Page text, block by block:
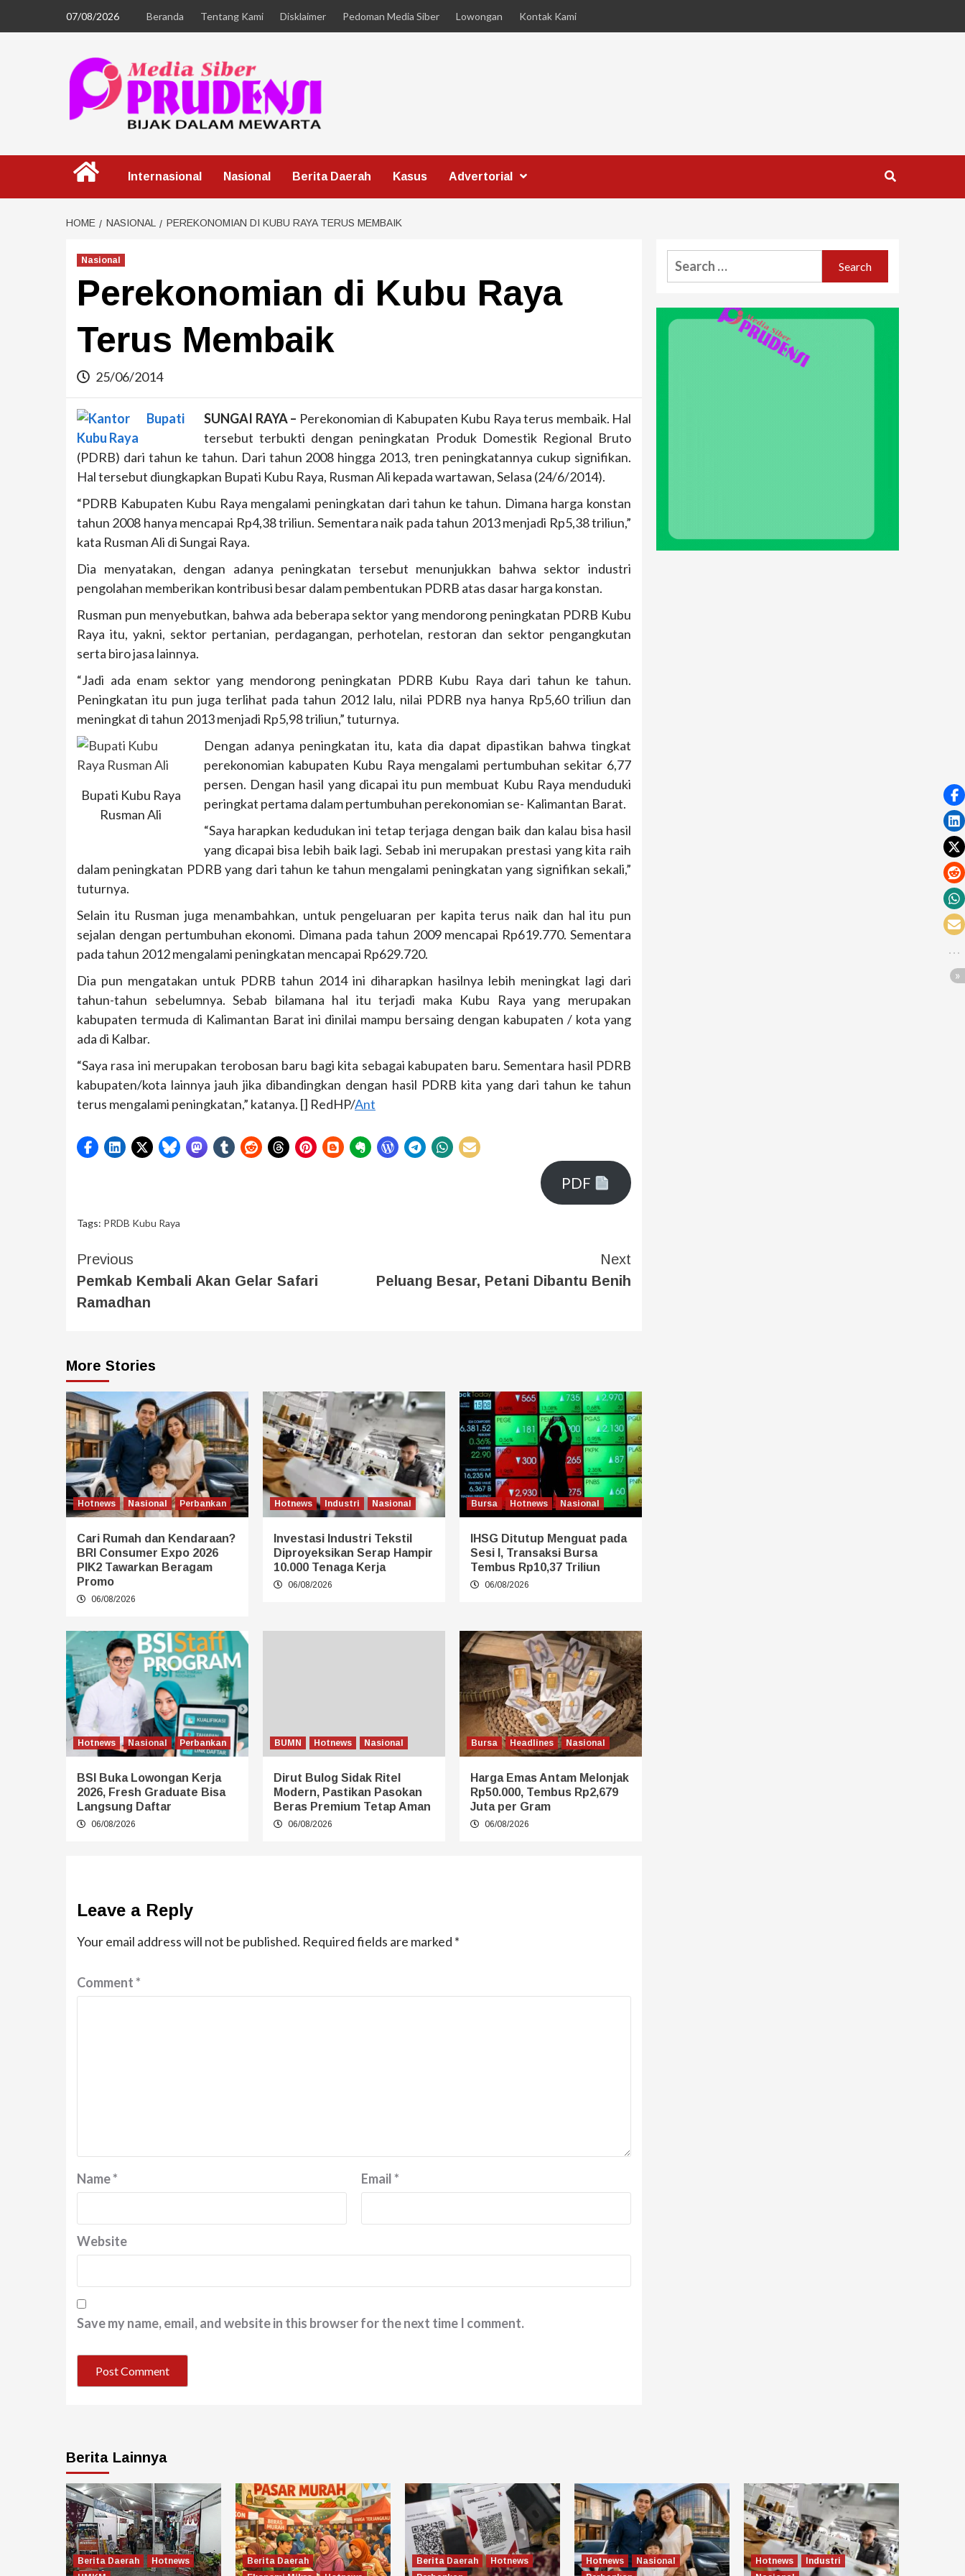
07/08/2026 Beranda Tentang Kami Disklaimer Pedoman Media Siber Lowongan Kontak Kami
Internasional Nasional Berita Daerah Kasus Advertorial
HOME NASIONAL PEREKONOMIAN DI KUBU RAYA TERUS MEMBAIK
Nasional
Perekonomian di Kubu Raya
Terus Membaik
25/06/2014
SUNGAI RAYA – Perekonomian di Kabupaten Kubu Raya terus membaik. Hal
tersebut terbukti dengan peningkatan Produk Domestik Regional Bruto
(PDRB) dari tahun ke tahun. Dari tahun 2008 hingga 2013, tren peningkatannya cukup signifikan.
Hal tersebut diungkapkan Bupati Kubu Raya, Rusman Ali kepada wartawan, Selasa (24/6/2014).
“PDRB Kabupaten Kubu Raya mengalami peningkatan dari tahun ke tahun. Dimana harga konstan
tahun 2008 hanya mencapai Rp4,38 triliun. Sementara naik pada tahun 2013 menjadi Rp5,38 triliun,”
kata Rusman Ali di Sungai Raya.
Dia menyatakan, dengan adanya peningkatan tersebut menunjukkan bahwa sektor industri
pengolahan memberikan kontribusi besar dalam pembentukan PDRB atas dasar harga konstan.
Rusman pun menyebutkan, bahwa ada beberapa sektor yang mendorong peningkatan PDRB Kubu
Raya itu, yakni, sektor pertanian, perdagangan, perhotelan, restoran dan sektor pengangkutan
serta biro jasa lainnya.
“Jadi ada enam sektor yang mendorong peningkatan PDRB Kubu Raya dari tahun ke tahun.
Peningkatan itu pun juga terlihat pada tahun 2012 lalu, nilai PDRB nya hanya Rp5,60 triliun dan
meningkat di tahun 2013 menjadi Rp5,98 triliun,” tuturnya.
Bupati Kubu Raya
Rusman Ali
Dengan adanya peningkatan itu, kata dia dapat dipastikan bahwa tingkat
perekonomian kabupaten Kubu Raya mengalami pertumbuhan sekitar 6,77
persen. Dengan hasil yang dicapai itu pun membuat Kubu Raya menduduki
peringkat pertama dalam pertumbuhan perekonomian se- Kalimantan Barat.
“Saya harapkan kedudukan ini tetap terjaga dengan baik dan kalau bisa hasil
yang dicapai bisa lebih baik lagi. Sebab ini merupakan prestasi yang kita raih
dalam peningkatan PDRB yang dari tahun ke tahun mengalami peningkatan yang signifikan sekali,”
tuturnya.
Selain itu Rusman juga menambahkan, untuk pengeluaran per kapita terus naik dan hal itu pun
sejalan dengan pertumbuhan ekonomi. Dimana pada tahun 2009 mencapai Rp619.770. Sementara
pada tahun 2012 mengalami peningkatan mencapai Rp629.720.
Dia pun mengatakan untuk PDRB tahun 2014 ini diharapkan hasilnya lebih meningkat lagi dari
tahun-tahun sebelumnya. Sebab bilamana hal itu terjadi maka Kubu Raya yang merupakan
kabupaten termuda di Kalimantan Barat ini dinilai mampu bersaing dengan kabupaten / kota yang
ada di Kalbar.
“Saya rasa ini merupakan terobosan baru bagi kita sebagai kabupaten baru. Sementara hasil PDRB
kabupaten/kota lainnya jauh jika dibandingkan dengan hasil PDRB kita yang dari tahun ke tahun
terus mengalami peningkatan,” katanya. [] RedHP/Ant
PDF
Tags: PRDB Kubu Raya
Previous
Pemkab Kembali Akan Gelar Safari
Ramadhan
Next
Peluang Besar, Petani Dibantu Benih
More Stories
Hotnews Nasional Perbankan
Cari Rumah dan Kendaraan?
BRI Consumer Expo 2026
PIK2 Tawarkan Beragam
Promo
06/08/2026
Hotnews Industri Nasional
Investasi Industri Tekstil
Diproyeksikan Serap Hampir
10.000 Tenaga Kerja
06/08/2026
Bursa Hotnews Nasional
IHSG Ditutup Menguat pada
Sesi I, Transaksi Bursa
Tembus Rp10,37 Triliun
06/08/2026
Hotnews Nasional Perbankan
BSI Buka Lowongan Kerja
2026, Fresh Graduate Bisa
Langsung Daftar
06/08/2026
BUMN Hotnews Nasional
Dirut Bulog Sidak Ritel
Modern, Pastikan Pasokan
Beras Premium Tetap Aman
06/08/2026
Bursa Headlines Nasional
Harga Emas Antam Melonjak
Rp50.000, Tembus Rp2,679
Juta per Gram
06/08/2026
Leave a Reply
Your email address will not be published. Required fields are marked *
Comment*
Name* Email*
Website
Save my name, email, and website in this browser for the next time I comment.
Berita Lainnya
Berita Daerah
Hotnews
Berita Daerah
Berita Daerah
Hotnews
Hotnews
Nasional
Hotnews
Industri